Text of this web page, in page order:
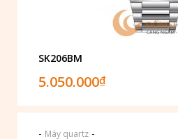
SK206BM
5.050.000₫
- Máy quartz -